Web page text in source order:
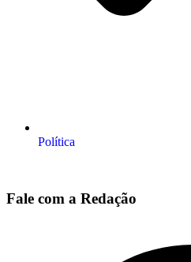
Política
Fale com a Redação